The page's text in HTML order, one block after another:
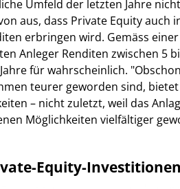
Umfeld der letzten Jahre
aus, dass Private Equity auch
erbringen wird. Gemäss
Anleger Renditen zwischen 5
für wahrscheinlich.
teurer geworden sind,
– nicht zuletzt, weil das
Möglichkeiten vielfältiger
Equity-Investitionen